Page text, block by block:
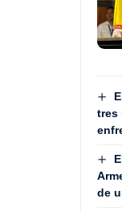
tres
de